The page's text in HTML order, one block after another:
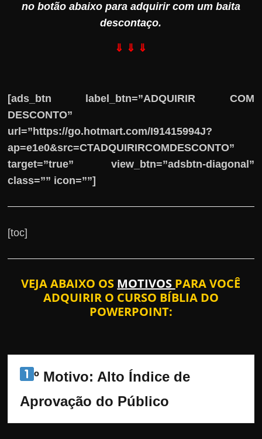
no botão abaixo para adquirir com um baita
descontaço.
⇓ ⇓ ⇓
[ads_btn label_btn=”ADQUIRIR COM
DESCONTO”
url=”https://go.hotmart.com/I91415994J?
ap=e1e0&src=CTADQUIRIRCOMDESCONTO”
target=”true” view_btn=”adsbtn-diagonal”
class=”” icon=””]
[toc]
VEJA ABAIXO OS MOTIVOS PARA VOCÊ
ADQUIRIR O CURSO BÍBLIA DO
POWERPOINT:
º Motivo: Alto Índice de
Aprovação do Público